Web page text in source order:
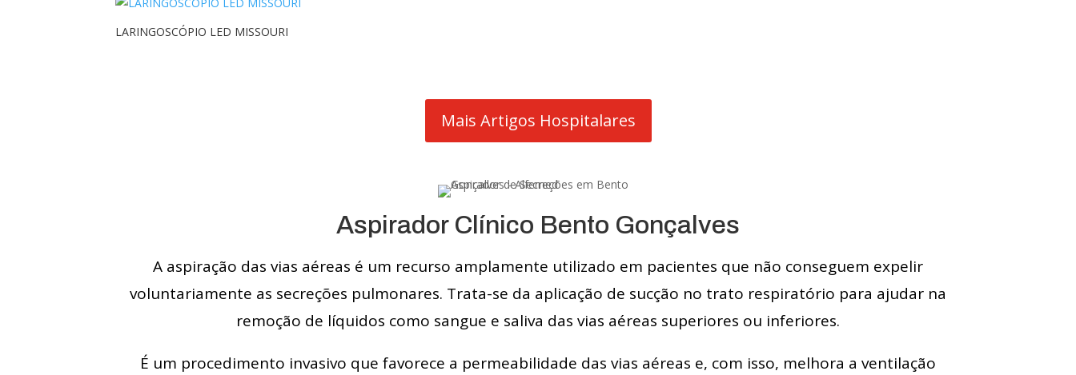
LARINGOSCÓPIO LED MISSOURI
Mais Artigos Hospitalares
Aspirador Clínico Bento Gonçalves
A aspiração das vias aéreas é um recurso amplamente utilizado em pacientes que não conseguem expelir
voluntariamente as secreções pulmonares. Trata-se da aplicação de sucção no trato respiratório para ajudar na
remoção de líquidos como sangue e saliva das vias aéreas superiores ou inferiores.
É um procedimento invasivo que favorece a permeabilidade das vias aéreas e, com isso, melhora a ventilação